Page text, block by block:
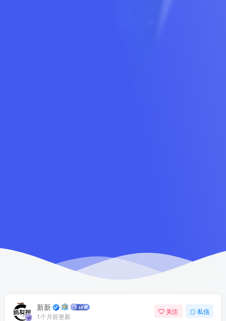
新新
1个月前更新
关注 私信